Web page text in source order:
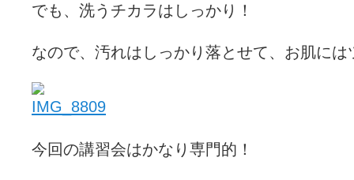
でも、洗うチカラはしっかり！
なので、汚れはしっかり落とせて、お肌には
今回の講習会はかなり専門的！